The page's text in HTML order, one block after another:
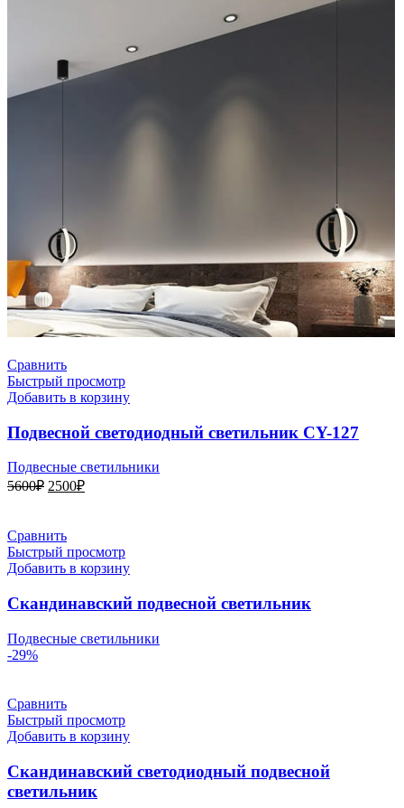
Сравнить
Быстрый просмотр
Добавить в корзину
Подвесной светодиодный светильник CY-127
Подвесные светильники
5600₽ Первоначальная
5600₽.
2500₽Текущая
Сравнить
Быстрый просмотр
Добавить в корзину
Скандинавский подвесной светильник
Подвесные светильники
-29%
Сравнить
Быстрый просмотр
Добавить в корзину
Скандинавский светодиодный подвесной
светильник